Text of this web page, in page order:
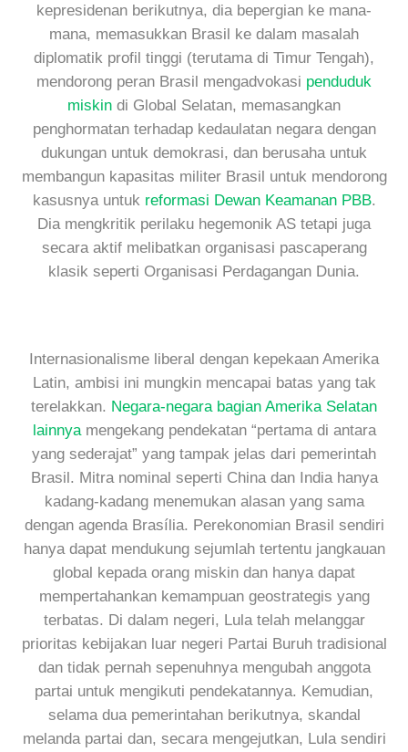
kepresidenan berikutnya, dia bepergian ke mana-
mana, memasukkan Brasil ke dalam masalah
diplomatik profil tinggi (terutama di Timur Tengah),
mendorong peran Brasil mengadvokasi penduduk
miskin di Global Selatan, memasangkan
penghormatan terhadap kedaulatan negara dengan
dukungan untuk demokrasi, dan berusaha untuk
membangun kapasitas militer Brasil untuk mendorong
kasusnya untuk reformasi Dewan Keamanan PBB.
Dia mengkritik perilaku hegemonik AS tetapi juga
secara aktif melibatkan organisasi pascaperang
klasik seperti Organisasi Perdagangan Dunia.
Internasionalisme liberal dengan kepekaan Amerika
Latin, ambisi ini mungkin mencapai batas yang tak
terelakkan. Negara-negara bagian Amerika Selatan
lainnyamengekang pendekatan “pertama di antara
yang sederajat” yang tampak jelas dari pemerintah
Brasil. Mitra nominal seperti China dan India hanya
kadang-kadang menemukan alasan yang sama
dengan agenda Brasília. Perekonomian Brasil sendiri
hanya dapat mendukung sejumlah tertentu jangkauan
global kepada orang miskin dan hanya dapat
mempertahankan kemampuan geostrategis yang
terbatas. Di dalam negeri, Lula telah melanggar
prioritas kebijakan luar negeri Partai Buruh tradisional
dan tidak pernah sepenuhnya mengubah anggota
partai untuk mengikuti pendekatannya. Kemudian,
selama dua pemerintahan berikutnya, skandal
melanda partai dan, secara mengejutkan, Lula sendiri